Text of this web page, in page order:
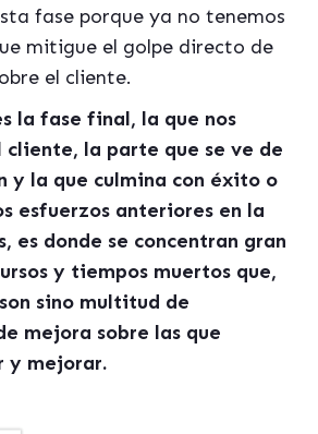
fase porque ya no tenemos
mitigue el golpe directo de
el cliente.
la fase final, la que nos
la parte que se ve de
y la que culmina con éxito o
esfuerzos anteriores en la
es donde se concentran gran
y tiempos muertos que,
sino multitud de
mejora sobre las que
y mejorar.